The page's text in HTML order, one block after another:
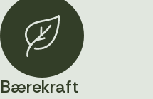
Bærekraft